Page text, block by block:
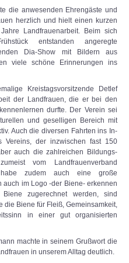
die anwesenden Ehrengäste und
herzlich und hielt einen kurzen
Landfrauenarbeit. Beim sich
entstanden angeregte
Dia-Show mit Bildern aus
viele schöne Erinnerungen ins
Kreistagsvorsitzende Detlef
der Landfrauen, die er bei den
durfte. Der Verein sei
und geselligen Bereich mit
Auch die diversen Fahrten ins In-
Vereins, der inzwischen fast 150
auch die zahlreichen Bildungs-
vom Landfrauenverband
zudem auch eine große
im Logo -der Biene- erkennen
zugerechnet werden, sind
die Biene für Fleiß, Gemeinsamkeit,
in einer gut organisierten
machte in seinem Grußwort die
in unserem Alltag deutlich.